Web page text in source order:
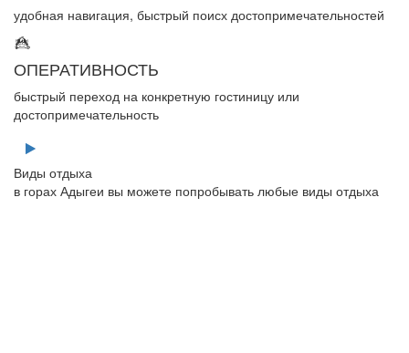
удобная навигация, быстрый поисх достопримечательностей
ОПЕРАТИВНОСТЬ
быстрый переход на конкретную гостиницу или
достопримечательность
Виды отдыха
в горах Адыгеи вы можете попробывать любые виды отдыха